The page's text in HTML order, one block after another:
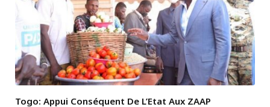
Togo: Appui Conséquent De L’Etat Aux ZAAP